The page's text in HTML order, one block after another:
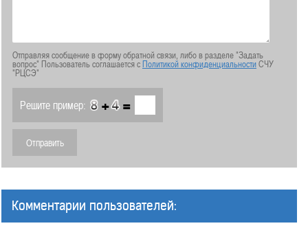
Отправляя сообщение в форму обратной связи, либо в разделе "Задать
вопрос" Пользователь соглашается сПолитикой конфиденциальностиСЧУ
"РЦСЭ"
Решите пример: + =
Комментарии пользователей: